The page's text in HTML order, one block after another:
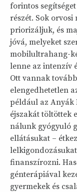
forintos
részét. Sok orvosi
priorizáljuk, és
jóvá, melyeket
mobilultrahang-
lenne az intenzív
Ott vannak
elengedhetetlen
például az Anyák
éjszakát töltöttek
nálunk gyógyuló
ellátásukat –
finanszírozni.
génterápiával
gyermekek és